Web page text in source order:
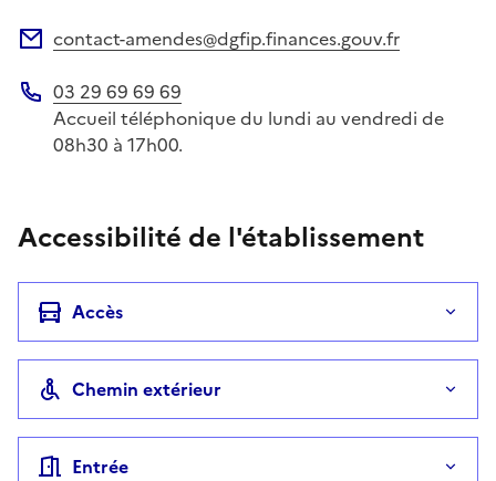
contact-amendes@dgfip.finances.gouv.fr
Téléphone
03 29 69 69 69
Accueil téléphonique du lundi au vendredi de
08h30 à 17h00.
Accessibilité de l'établissement
Accès
Chemin extérieur
Entrée